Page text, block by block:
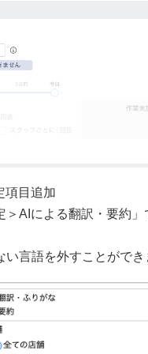
項目追加
AIによる翻訳・要約
言語を外すことができ